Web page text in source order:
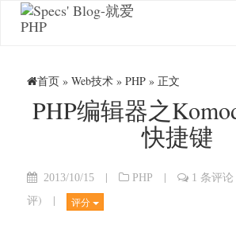
首页 » Web技术 » PHP » 正文
PHP编辑器之
快捷键
2013/10/15 | PHP | 1 条评论
评) | 评分